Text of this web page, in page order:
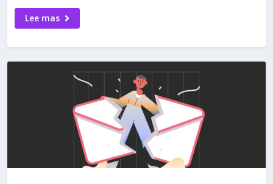
Lee mas